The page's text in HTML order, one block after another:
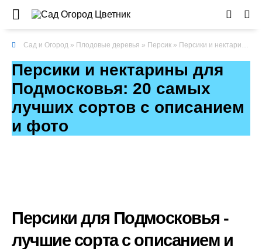
Сад и Огород » Плодовые деревья » Персик » Персики и нектарины для Подмосковья: 20 самых лучших сортов с описанием и фото
Персики и нектарины для
Подмосковья: 20 самых
лучших сортов с описанием
и фото
Персики для Подмосковья -
лучшие сорта с описанием и